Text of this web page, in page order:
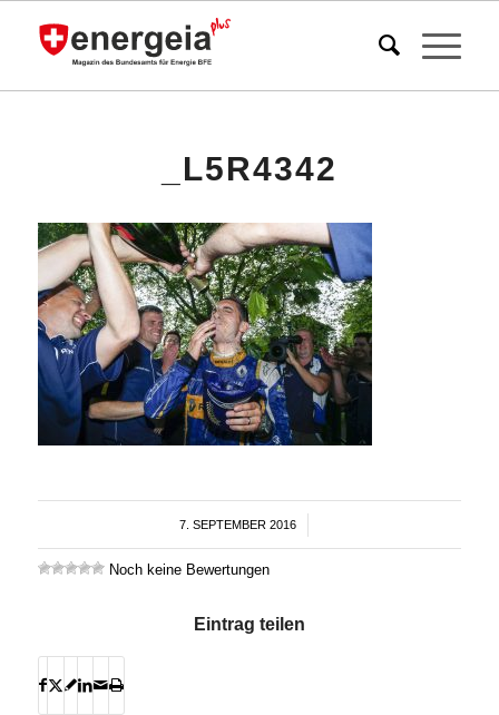
_L5R4342
7. SEPTEMBER 2016
/
Noch keine Bewertungen
Eintrag teilen